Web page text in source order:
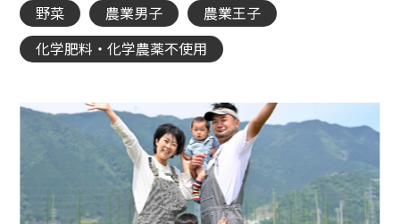
野菜
農業男子
農業王子
化学肥料・化学農薬不使用